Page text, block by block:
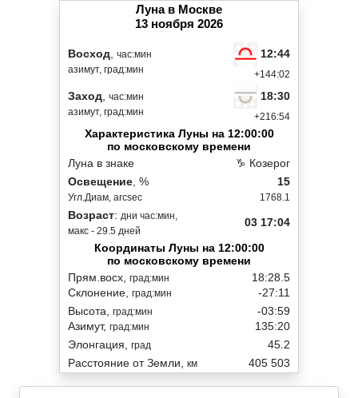
Луна в Москве
13 ноября 2026
Восход час:мин
азимут, град:мин
12:44
+144:02
Заход час:мин
азимут, град:мин
18:30
+216:54
Характеристика Луны на 12:00:00
по московскому времени
Луна в знаке
♑ Козерог
Освещение , %
Угл.Диам, arcsec
15
1768.1
Возраст: дни час:мин,
макс - 29.5 дней
03 17:04
Координаты Луны на 12:00:00
по московскому времени
Прям.восх, град:мин
Склонение, град:мин
18:28.5
-27:11
Высота, град:мин
Азимут, град:мин
-03:59
135:20
Элонгация, град
45.2
Расстояние от Земли, км 405 503